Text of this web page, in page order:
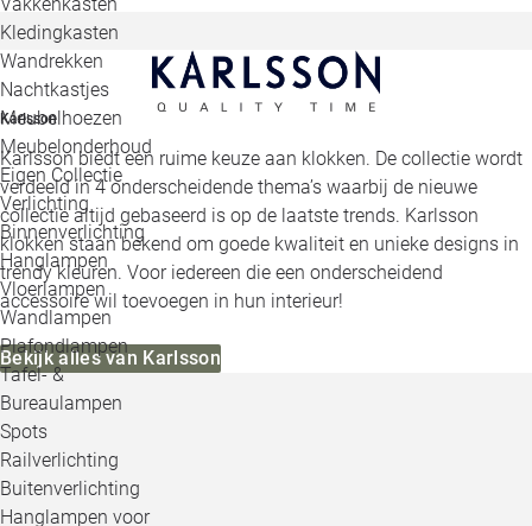
Kledingkasten
Wandrekken
Nachtkastjes
Meubelhoezen
Meubelonderhoud
Eigen Collectie
Verlichting
Binnenverlichting
Hanglampen
Vloerlampen
Wandlampen
Plafondlampen
Tafel- &
Bureaulampen
Spots
Railverlichting
Buitenverlichting
Hanglampen voor
Karlsson
Karlsson biedt een ruime keuze aan klokken. De collectie wordt
verdeeld in 4 onderscheidende thema’s waarbij de nieuwe
collectie altijd gebaseerd is op de laatste trends. Karlsson
klokken staan bekend om goede kwaliteit en unieke designs in
trendy kleuren. Voor iedereen die een onderscheidend
accessoire wil toevoegen in hun interieur!
Bekijk alles van Karlsson